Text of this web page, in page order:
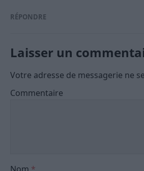
RÉPONDRE
Laisser un
Votre adresse de messagerie ne
Commentaire